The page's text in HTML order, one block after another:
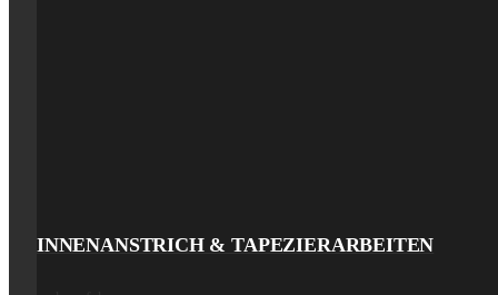
INNENANSTRICH & TAPEZIERARBEITEN